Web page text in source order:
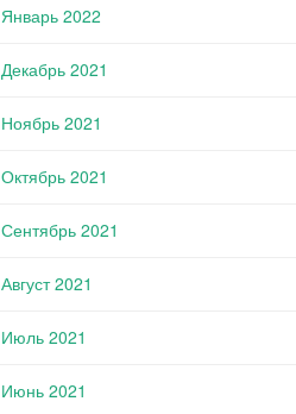
Январь 2022
Декабрь 2021
Ноябрь 2021
Октябрь 2021
Сентябрь 2021
Август 2021
Июль 2021
Июнь 2021